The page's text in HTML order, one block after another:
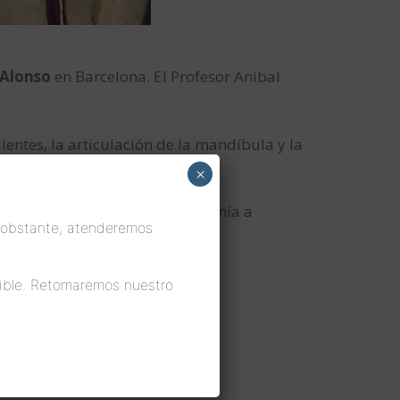
en Barcelona. El Profesor Aníbal
la articulación de la mandíbula y la
mucho tiempo que no venía a
atenderemos
Retomaremos nuestro
×